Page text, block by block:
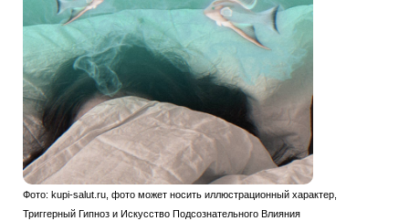
Фото: kupi-salut.ru, фото может носить иллюстрационный характер,
Триггерный Гипноз и Искусство Подсознательного Влияния